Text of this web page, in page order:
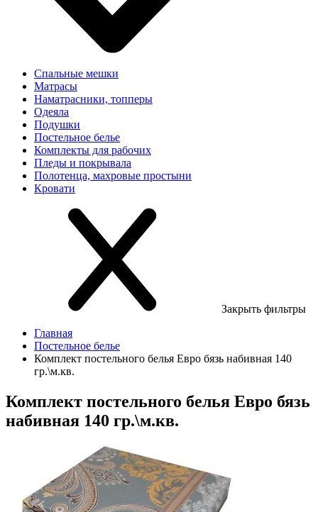
Спальные мешки
Матрасы
Наматрасники, топперы
Одеяла
Подушки
Постельное белье
Комплекты для рабочих
Пледы и покрывала
Полотенца, махровые простыни
Кровати
Закрыть фильтры
Главная
Постельное белье
Комплект постельного белья Евро бязь набивная 140
гр.\м.кв.
Комплект постельного белья Евро бязь
набивная 140 гр.\м.кв.